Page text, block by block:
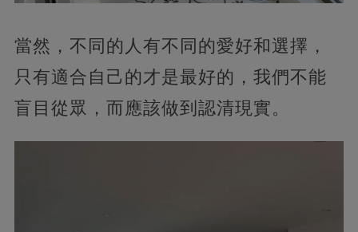
當然，不同的人有不同的愛好和選擇，
只有適合自己的才是最好的，我們不能
盲目從眾，而應該做到認清現實。